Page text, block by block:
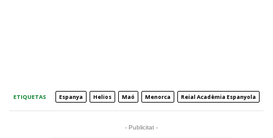
ETIQUETAS Espanya Helios Maó Menorca Reial Acadèmia Espanyola
- Publicitat -